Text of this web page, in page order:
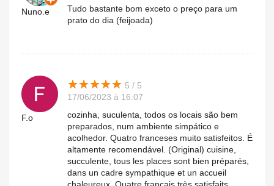
Nuno.e
Tudo bastante bom exceto o preço para um
prato do dia (feijoada)
F.o
★★★★★
★★★★★ 5 / 5
17/06/2023 à 16:07
cozinha, suculenta, todos os locais são bem
preparados, num ambiente simpático e
acolhedor. Quatro franceses muito satisfeitos. É
altamente recomendável. (Original) cuisine,
succulente, tous les places sont bien préparés,
dans un cadre sympathique et un accueil